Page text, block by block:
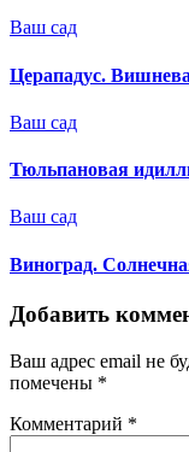
Ваш сад
Церападус.
Ваш сад
Тюльпановая
Ваш сад
Виноград.
Добавить
Ваш адрес email не
помечены *
Комментарий *